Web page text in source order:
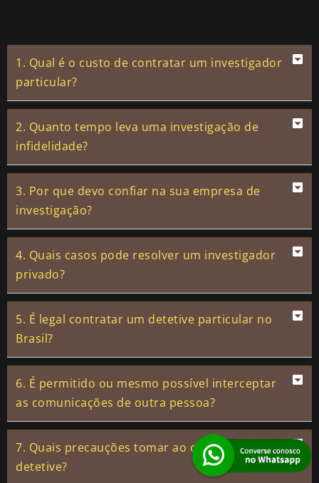
1. Qual é o custo de contratar um investigador
particular?
2. Quanto tempo leva uma investigação de
infidelidade?
3. Por que devo confiar na sua empresa de
investigação?
4. Quais casos pode resolver um investigador
privado?
5. É legal contratar um detetive particular no
Brasil?
6. É permitido ou mesmo possível interceptar
as comunicações de outra pessoa?
7. Quais precauções tomar ao contratar um
detetive?